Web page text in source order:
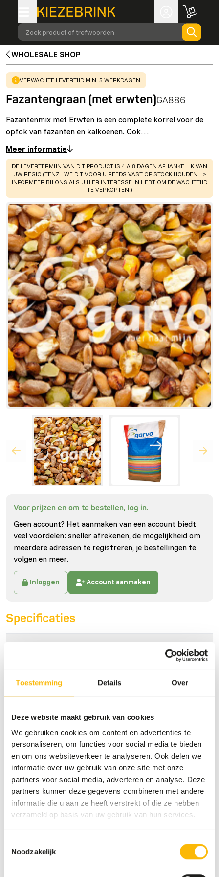
Toestemming Details Over
Deze website maakt gebruik van cookies
We gebruiken cookies om content en advertenties te
personaliseren, om functies voor social media te bieden
en om ons websiteverkeer te analyseren. Ook delen we
informatie over uw gebruik van onze site met onze
partners voor social media, adverteren en analyse. Deze
partners kunnen deze gegevens combineren met andere
informatie die u aan ze heeft verstrekt of die ze hebben
verzameld op basis van uw gebruik van hun services.
Noodzakelijk
Zoek product of trefwoorden
WHOLESALE SHOP
WARNING:
VERWACHTE LEVERTIJD MIN. 5 WERKDAGEN
Fazantengraan (met erwten)GA886
Fazantenmix met Erwten is een complete korrel voor de
opfok van fazanten en kalkoenen. Ook…
Meer informatie
WARNING:
DE LEVERTERMIJN VAN DIT PRODUCT IS 4 A 8 DAGEN AFHANKELIJK VAN
UW REGIO (TENZIJ WE DIT VOOR U REEDS VAST OP STOCK HOUDEN -->
INFORMEER BIJ ONS ALS U HIER INTERESSE IN HEBT OM DE WACHTTIJD
TE VERKORTEN!)
Voor prijzen en om te bestellen, log in.
Geen account? Het aanmaken van een account biedt
veel voordelen: sneller afrekenen, de mogelijkheid om
meerdere adressen te registreren, je bestellingen te
volgen en meer.
Inloggen Account aanmaken
Specificaties
erwten)
Verkoopeenheid
20 kg zak
Voorraadstatus
Verwachte levertijd min.
5 werkdagen
50 dozen per pallet
Details
Voedingsadvies